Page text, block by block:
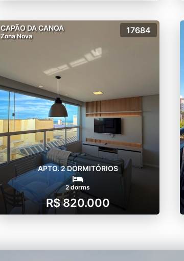
CAPÃO DA CANOA
Zona Nova
17684
APTO. 2 DORMITÓRIOS
2 dorms
R$ 820.000